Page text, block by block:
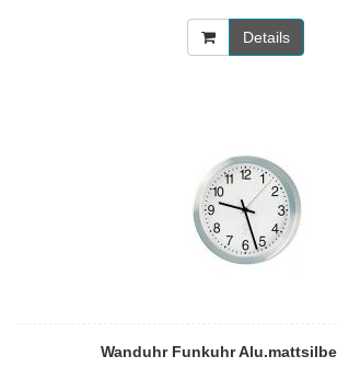
Details
Wanduhr Funkuhr